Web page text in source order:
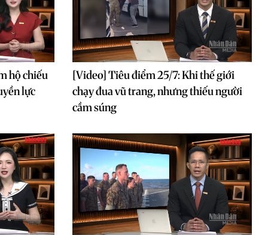
hộ chiếu
lực
[Video] Tiêu điểm 25/7: Khi thế giới
chạy đua vũ trang, nhưng thiếu người
cầm súng